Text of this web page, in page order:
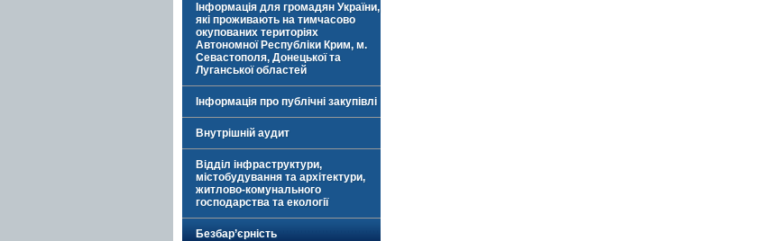
Інформація для громадян України,
які проживають на тимчасово
окупованих територіях
Автономної Республіки Крим, м.
Севастополя, Донецької та
Луганської областей
Інформація про публічні закупівлі
Внутрішній аудит
Відділ інфраструктури,
містобудування та архітектури,
житлово-комунального
господарства та екології
Безбар’єрність